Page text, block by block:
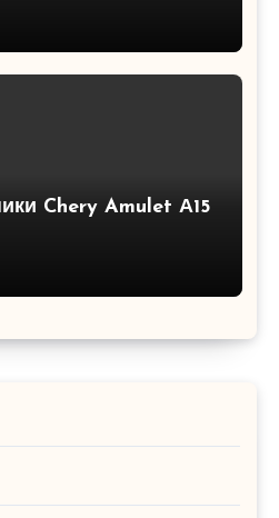
Chery Amulet А15